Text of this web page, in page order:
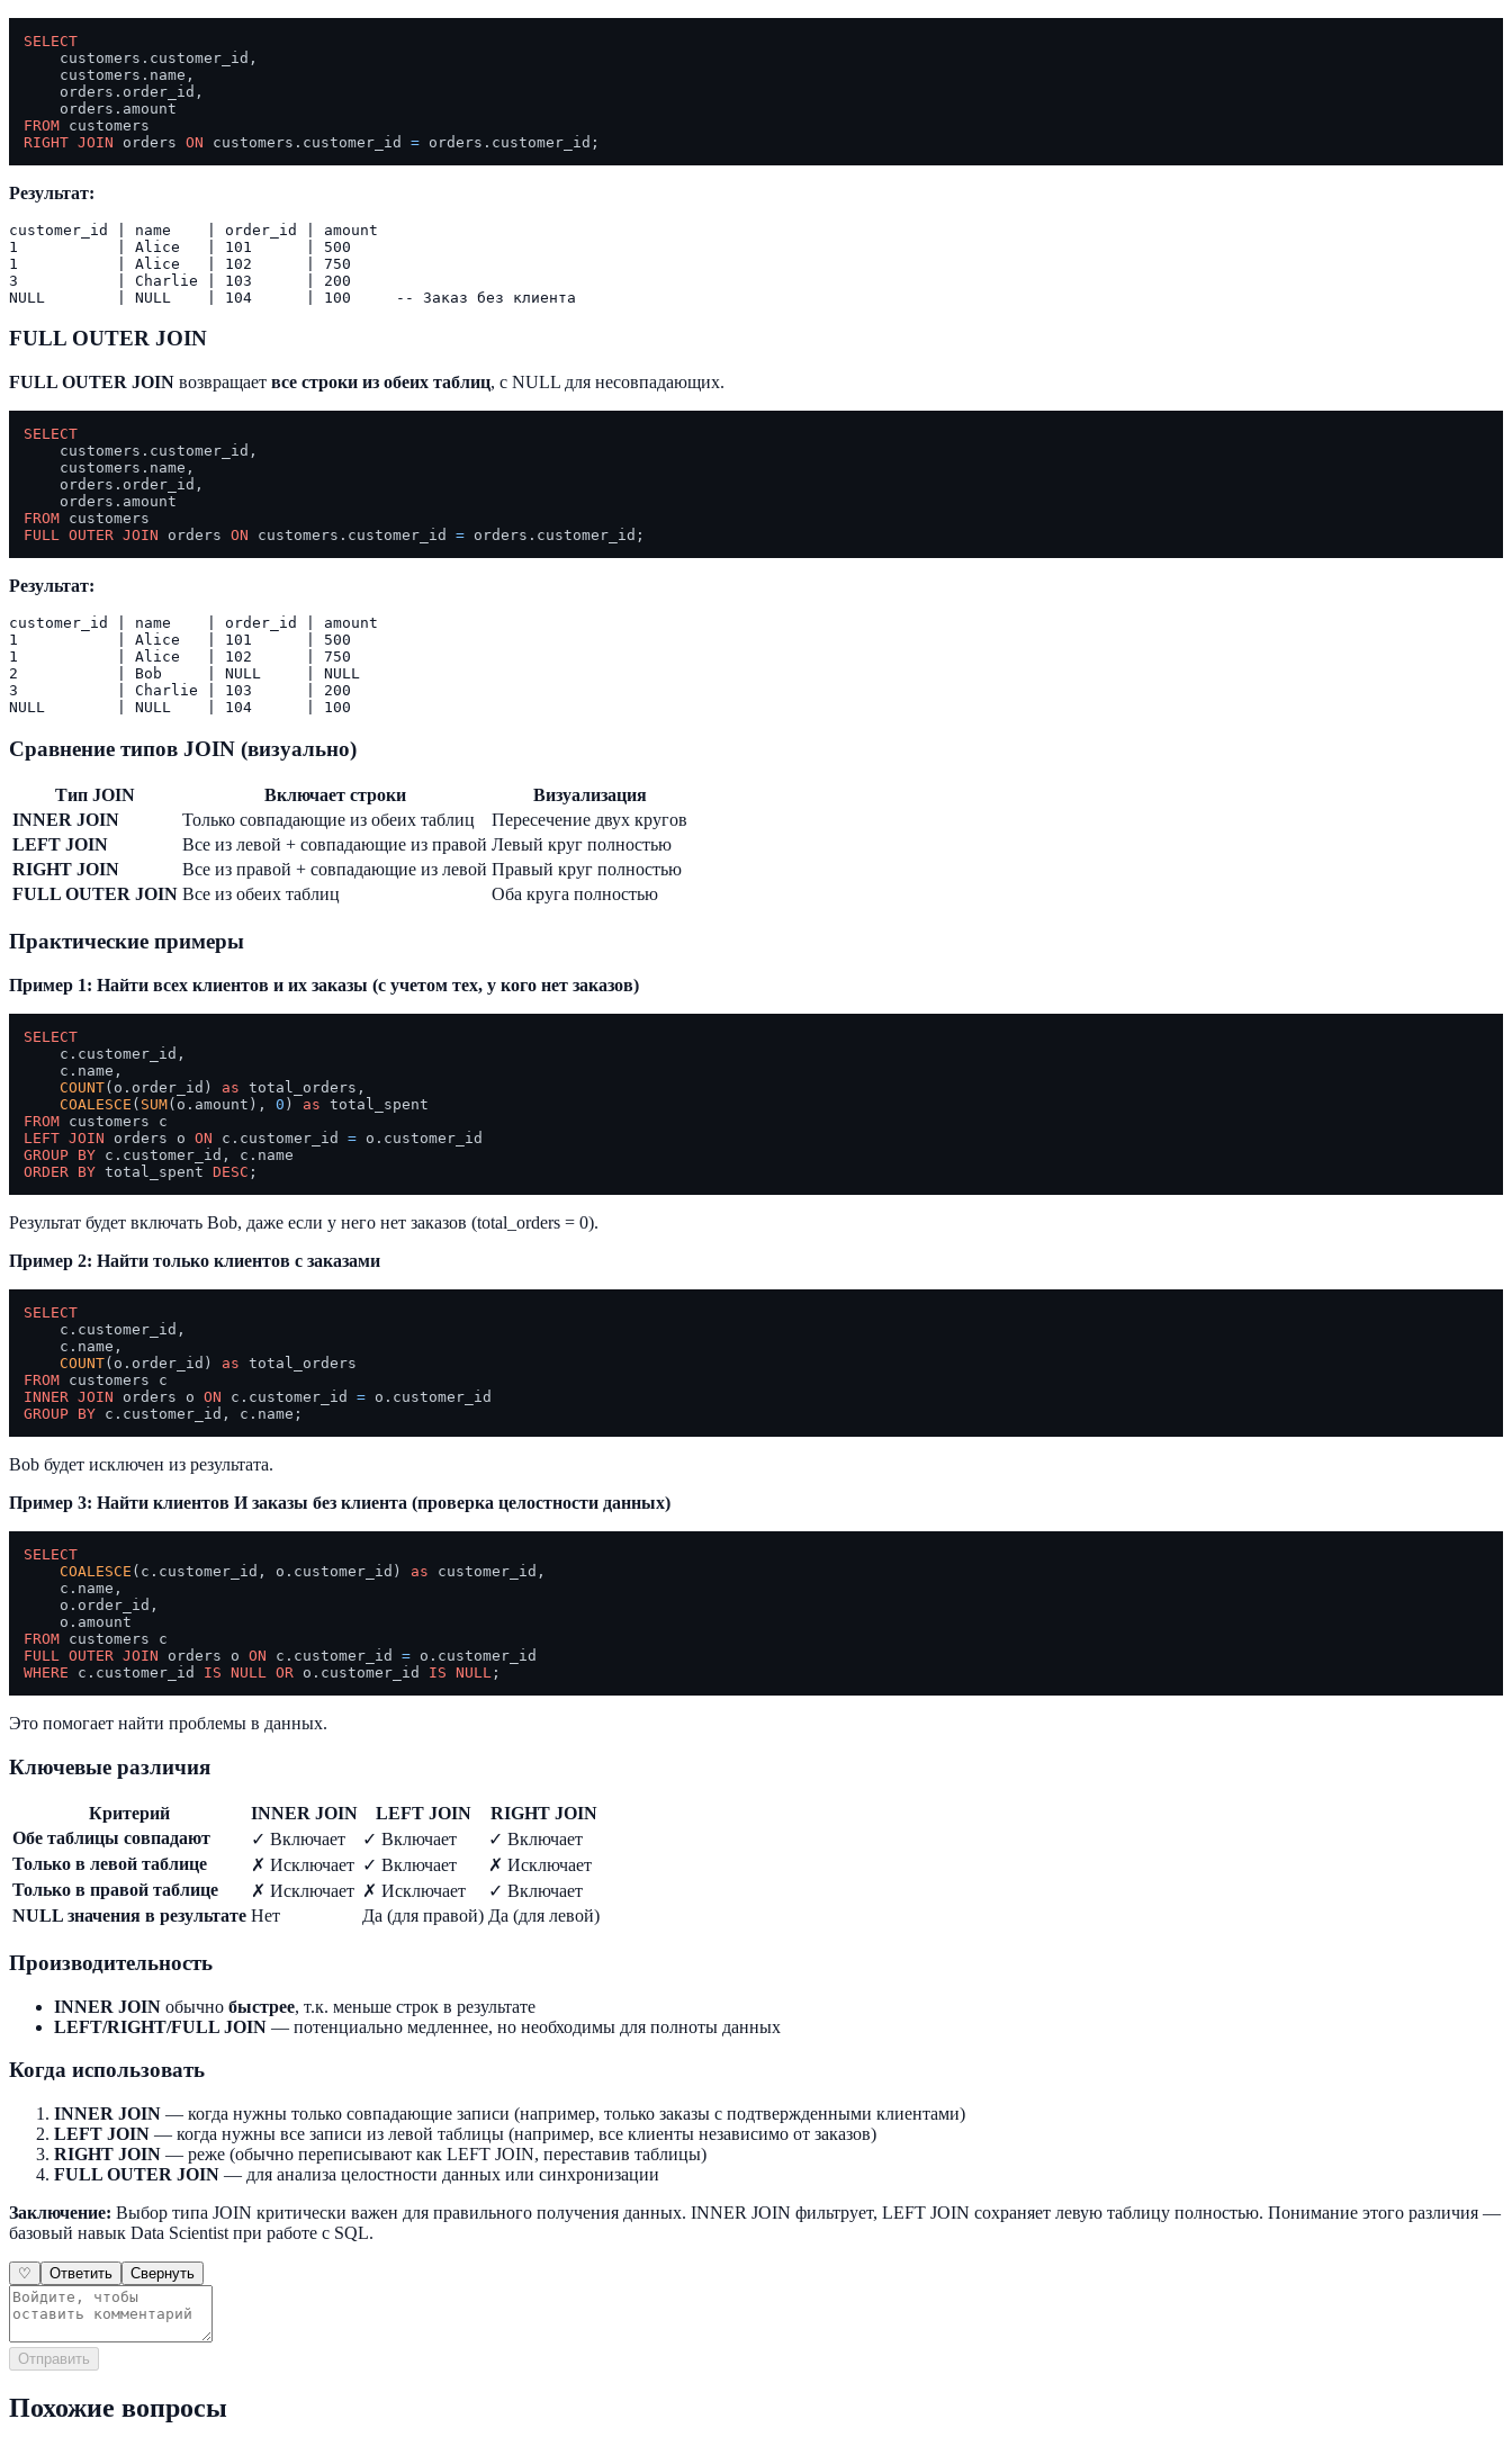
SELECT
    customers.customer_id,
    customers.name,
    orders.order_id,
FROM
RIGHT JOIN orders ON customers.customer_id =
Результат:
customer_id | name    | order_id | amount
1           | Alice   | 101      | 500
1           | Alice   | 102      | 750
3           | Charlie | 103      | 200
FULL OUTER JOIN
FULL OUTER JOIN возвращает все строки из обеих таблиц, с NULL для несовпадающих.
SELECT
    customers.customer_id,
    customers.name,
    orders.order_id,
FROM
FULL
OUTER JOIN orders ON customers.customer_id =
Результат:
customer_id | name    | order_id | amount
1           | Alice   | 101      | 500
1           | Alice   | 102      | 750
2           | Bob     | NULL     | NULL
3           | Charlie | 103      | 200
Сравнение типов JOIN (визуально)
Тип JOIN Включает строки
Визуализация
INNER JOIN
Только совпадающие из обеих таблиц
Пересечение двух кругов
LEFT JOIN
Все из левой + совпадающие из правой Левый круг полностью
RIGHT JOIN
Все из правой + совпадающие из левой Правый круг полностью
FULL OUTER JOIN Все из обеих таблиц Оба круга полностью
Практические примеры
Пример 1: Найти всех клиентов и их заказы (с учетом тех, у кого нет заказов)
SELECT
    c.customer_id,
    c.name,
COUNT(o.order_id) as total_orders,
COALESCE ( SUM(o.amount), 0 ) as
FROM
LEFT JOIN orders o ON c.customer_id =
GROUP BY
ORDER BY total_spent DESC
Результат будет включать Bob, даже если у него нет заказов (total_orders = 0).
Пример 2: Найти только клиентов с заказами
SELECT
    c.customer_id,
    c.name,
COUNT(o.order_id) as
FROM
INNER JOIN orders o ON c.customer_id =
GROUP BY
Bob будет исключен из результата.
Пример 3: Найти клиентов И заказы без клиента (проверка целостности данных)
SELECT
COALESCE (c.customer_id, o.customer_id) as customer_id,
    c.name,
    o.order_id,
FROM
FULL
OUTER JOIN orders o ON c.customer_id =
WHERE c.customer_id IS NULL OR o.customer_id IS NULL
Это помогает найти проблемы в данных.
Ключевые различия
Критерий INNER JOIN LEFT JOIN
RIGHT JOIN
Обе таблицы совпадают
✓ Включает ✓ Включает
✓ Включает
Только в левой таблице
✗ Исключает ✓ Включает
✗ Исключает
Только в правой таблице
✗ Исключает ✗ Исключает
✓ Включает
NULL значения в результате Нет Да (для правой) Да (для левой)
Производительность
INNER JOIN обычно быстрее, т.к. меньше строк в результате
LEFT/RIGHT/FULL JOIN — потенциально медленнее, но необходимы для полноты данных
Когда использовать
INNER JOIN — когда нужны только совпадающие записи (например, только заказы с подтвержденными клиентами)
LEFT JOIN — когда нужны все записи из левой таблицы (например, все клиенты независимо от заказов)
RIGHT JOIN — реже (обычно переписывают как LEFT JOIN, переставив таблицы)
FULL OUTER JOIN — для анализа целостности данных или синхронизации
Заключение: Выбор типа JOIN критически важен для правильного получения данных. INNER JOIN фильтрует, LEFT JOIN сохраняет левую таблицу полностью. Понимание этого различия —
базовый навык Data Scientist при работе с SQL.
♡ Ответить Свернуть
Отправить
Похожие вопросы